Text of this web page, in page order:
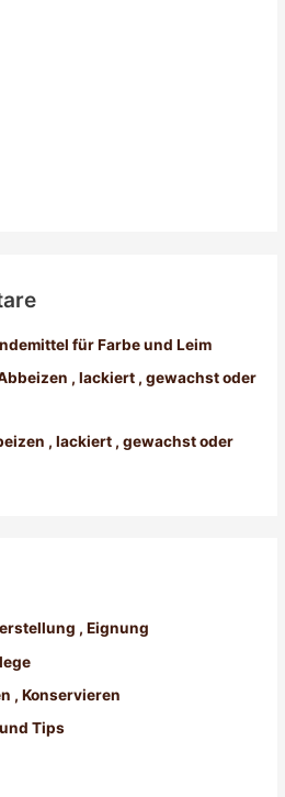
für Farbe und Leim
, lackiert , gewachst oder
, lackiert , gewachst oder
, Eignung
, Konservieren
Tips